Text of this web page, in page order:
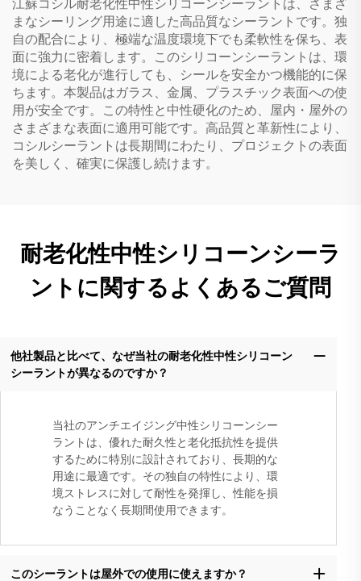
江蘇コシル耐老化性中性シリコーンシーラントは、さまざ
まなシーリング用途に適した高品質なシーラントです。独
自の配合により、極端な温度環境下でも柔軟性を保ち、表
面に強力に密着します。このシリコーンシーラントは、環
境による老化が進行しても、シールを安全かつ機能的に保
ちます。本製品はガラス、金属、プラスチック表面への使
用が安全です。この特性と中性硬化のため、屋内・屋外の
さまざまな表面に適用可能です。高品質と革新性により、
コシルシーラントは長期間にわたり、プロジェクトの表面
を美しく、確実に保護し続けます。
耐老化性中性シリコーンシーラ
ントに関するよくあるご質問
他社製品と比べて、なぜ当社の耐老化性中性シリコーン
シーラントが異なるのですか？
当社のアンチエイジング中性シリコーンシー
ラントは、優れた耐久性と老化抵抗性を提供
するために特別に設計されており、長期的な
用途に最適です。その独自の特性により、環
境ストレスに対して耐性を発揮し、性能を損
なうことなく長期間使用できます。
このシーラントは屋外での使用に使えますか？